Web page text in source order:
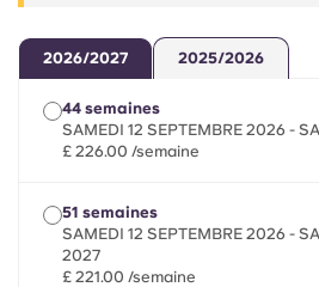
French
Portuguese
2026/2027 2025/2026
44 semaines
SAMEDI 12 SEPTEMBRE 2026 -
£ 226.00 /semaine
51 semaines
SAMEDI 12 SEPTEMBRE 2026 -
2027
£ 221.00 /semaine